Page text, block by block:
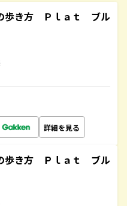
歩き方 Ｐｌａｔ ブル
詳細を見る
歩き方 Ｐｌａｔ ブル